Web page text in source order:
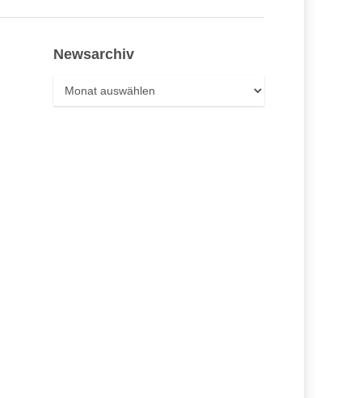
Newsarchiv
Newsarchiv